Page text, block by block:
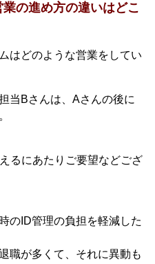
の進め方の違いはどこ
はどのような営業をしてい
当Bさんは、Aさんの後に
るにあたりご要望などござ
のID管理の負担を軽減した
職が多くて、それに異動も